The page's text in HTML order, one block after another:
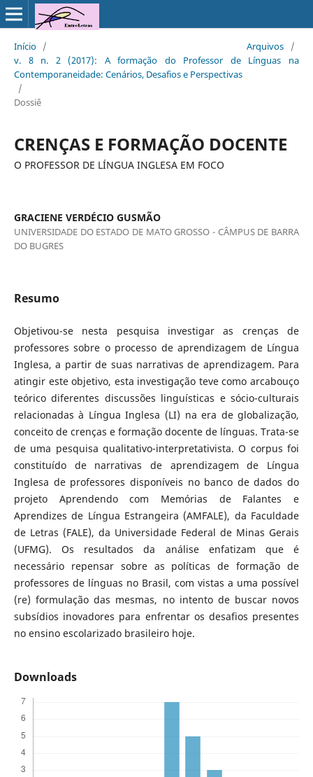
Início / Arquivos
/
v. 8 n. 2 (2017): A formação do Professor de Línguas na
Contemporaneidade: Cenários, Desafios e Perspectivas
/
Dossiê
CRENÇAS E FORMAÇÃO DOCENTE
O PROFESSOR DE LÍNGUA INGLESA EM FOCO
GRACIENE VERDÉCIO GUSMÃO
UNIVERSIDADE DO ESTADO DE MATO GROSSO - CÂMPUS DE BARRA
DO BUGRES
Resumo
Objetivou-se nesta pesquisa investigar as crenças de
professores sobre o processo de aprendizagem de Língua
Inglesa, a partir de suas narrativas de aprendizagem. Para
atingir este objetivo, esta investigação teve como arcabouço
teórico diferentes discussões linguísticas e sócio-culturais
relacionadas à Língua Inglesa (LI) na era de globalização,
conceito de crenças e formação docente de línguas. Trata-se
de uma pesquisa qualitativo-interpretativista. O corpus foi
constituído de narrativas de aprendizagem de Língua
Inglesa de professores disponíveis no banco de dados do
projeto Aprendendo com Memórias de Falantes e
Aprendizes de Língua Estrangeira (AMFALE), da Faculdade
de Letras (FALE), da Universidade Federal de Minas Gerais
(UFMG). Os resultados da análise enfatizam que é
necessário repensar sobre as políticas de formação de
professores de línguas no Brasil, com vistas a uma possível
(re) formulação das mesmas, no intento de buscar novos
subsídios inovadores para enfrentar os desafios presentes
no ensino escolarizado brasileiro hoje.
Downloads